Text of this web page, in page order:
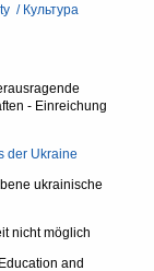
/ Культура
- Einreichung
der Ukraine
ukrainische
nicht möglich
and